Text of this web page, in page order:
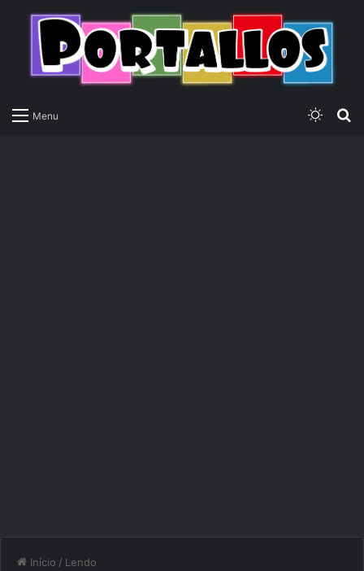
Menu
Início / Lendo